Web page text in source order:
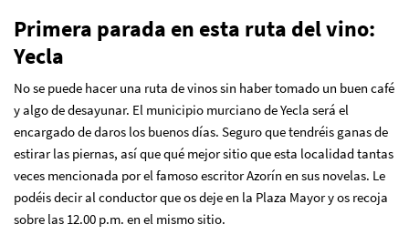
Primera parada en esta ruta del vino:
Yecla
No se puede hacer una ruta de vinos sin haber tomado un buen café
y algo de desayunar. El municipio murciano de Yecla será el
encargado de daros los buenos días. Seguro que tendréis ganas de
estirar las piernas, así que qué mejor sitio que esta localidad tantas
veces mencionada por el famoso escritor Azorín en sus novelas. Le
podéis decir al conductor que os deje en la Plaza Mayor y os recoja
sobre las 12.00 p.m. en el mismo sitio.